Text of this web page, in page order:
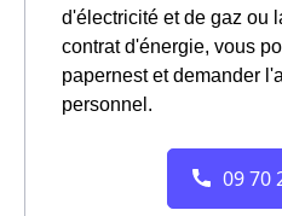
d'électricité et de gaz ou
contrat d'énergie, vous
papernest et demander
personnel.